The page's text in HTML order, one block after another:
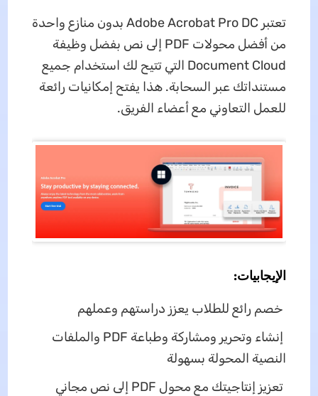
تعتبر Adobe Acrobat Pro DC بدون منازع واحدة
من أفضل محولات PDF إلى نص بفضل وظيفة
Document Cloud التي تتيح لك استخدام جميع
مستنداتك عبر السحابة. هذا يفتح إمكانيات رائعة
للعمل التعاوني مع أعضاء الفريق.
الإيجابيات:
خصم رائع للطلاب يعزز دراستهم وعملهم
إنشاء وتحرير ومشاركة وطباعة PDF والملفات
النصية المحولة بسهولة
تعزيز إنتاجيتك مع محول PDF إلى نص مجاني